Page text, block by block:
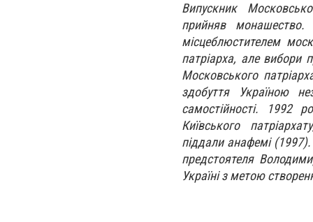
Випускник
прийняв
місцеблюстителем
патріарха, але вибори
Московського
здобуття Україною
самостійності. 1992
Київського
піддали анафемі
предстоятеля
Україні з метою